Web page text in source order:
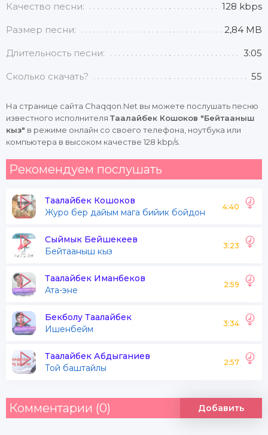
Качество песни: 128 kbps
Размер песни: 2,84 MB
Длительность песни: 3:05
Сколько скачать? 55
На странице сайта Chaqqon.Net вы можете послушать песню
известного исполнителя Таалайбек Кошоков "Бейтааныш
кыз" в режиме онлайн со своего телефона, ноутбука или
компьютера в высоком качестве 128 kbp/s.
Рекомендуем послушать
Таалайбек Кошоков
Журо бер дайым мага бийик бойдон
4:40
Сыймык Бейшекеев
Бейтааныш кыз
3:23
Таалайбек Иманбеков
Ата-эне
2:59
Бекболу Таалайбек
Ишенбейм
3:34
Таалайбек Абдыганиев
Той баштайлы
2:57
Комментарии (0) Добавить